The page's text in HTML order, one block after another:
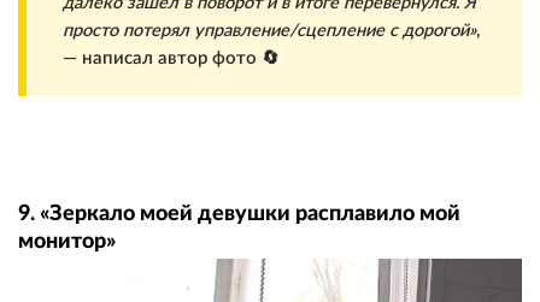
просто потерял управление/сцепление с дорогой»,
— написал автор фото 🔄
9. «Зеркало моей девушки расплавило мой
монитор»